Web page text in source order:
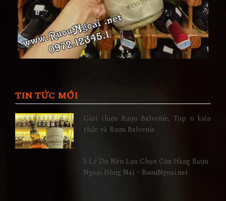
TIN TỨC MỚI
Giới thiệu Rượu Balvenie, Top 6 kiến
thức về Rượu Balvenie
5 Lý Do Nên Lựa Chọn Cửa Hàng Rượu
Ngoại Đồng Nai – RuouNgoai.net